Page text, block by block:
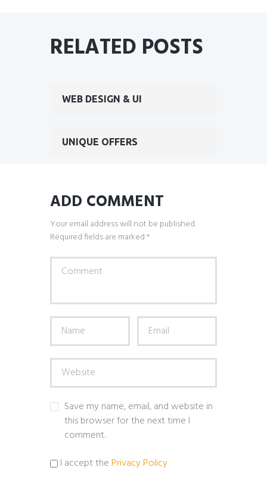
RELATED POSTS
WEB DESIGN & UI
UNIQUE OFFERS
ADD COMMENT
Your email address will not be published.
Required fields are marked *
Save my name, email, and website in
this browser for the next time I
comment.
I accept thePrivacy Policy